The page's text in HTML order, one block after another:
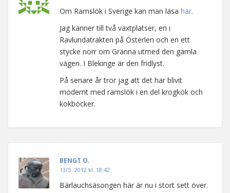
Om Ramslök i Sverige kan man läsa här.
Jag känner till två växtplatser, en i
Ravlundatrakten på Österlen och en ett
stycke norr om Gränna utmed den gamla
vägen. I Blekinge är den fridlyst.
På senare år tror jag att det har blivit
modernt med ramslök i en del krogkök och
kokböcker.
BENGT O.
13/5 -2012 kl. 18:42
Bärlauchsäsongen här är nu i stort sett över.